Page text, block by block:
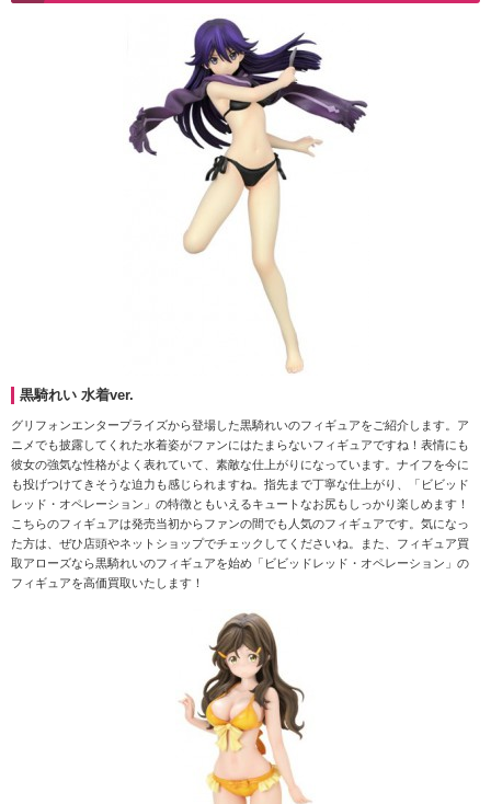
黒騎れい 水着ver.
グリフォンエンタープライズから登場した黒騎れいのフィギュアをご紹介します。ア
ニメでも披露してくれた水着姿がファンにはたまらないフィギュアですね！表情にも
彼女の強気な性格がよく表れていて、素敵な仕上がりになっています。ナイフを今に
も投げつけてきそうな迫力も感じられますね。指先まで丁寧な仕上がり、「ビビッド
レッド・オペレーション」の特徴ともいえるキュートなお尻もしっかり楽しめます！
こちらのフィギュアは発売当初からファンの間でも人気のフィギュアです。気になっ
た方は、ぜひ店頭やネットショップでチェックしてくださいね。また、フィギュア買
取アローズなら黒騎れいのフィギュアを始め「ビビッドレッド・オペレーション」の
フィギュアを高価買取いたします！